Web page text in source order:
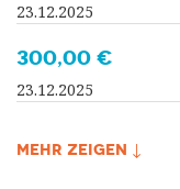
23.12.2025
300,00 €
23.12.2025
MEHR ZEIGEN ↓